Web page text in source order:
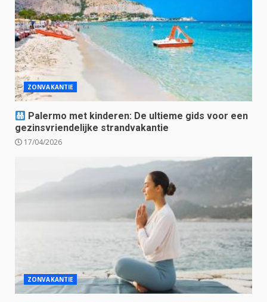
ZONVAKANTIE
Palermo met kinderen: De ultieme gids voor een
gezinsvriendelijke strandvakantie
17/04/2026
ZONVAKANTIE